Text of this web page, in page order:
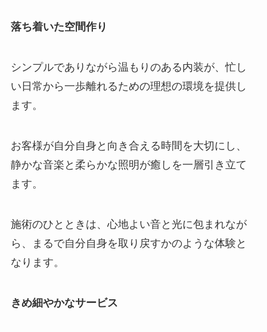
落ち着いた空間作り
シンプルでありながら温もりのある内装が、忙し
い日常から一歩離れるための理想の環境を提供し
ます。
お客様が自分自身と向き合える時間を大切にし、
静かな音楽と柔らかな照明が癒しを一層引き立て
ます。
施術のひとときは、心地よい音と光に包まれなが
ら、まるで自分自身を取り戻すかのような体験と
なります。
きめ細やかなサービス